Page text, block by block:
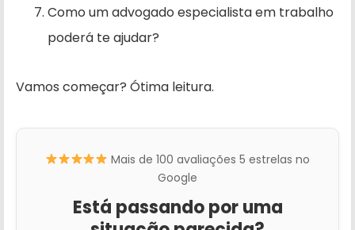
Como um advogado especialista em trabalho
poderá te ajudar?
Vamos começar? Ótima leitura.
Mais de 100 avaliações 5 estrelas no
Google
Está passando por uma